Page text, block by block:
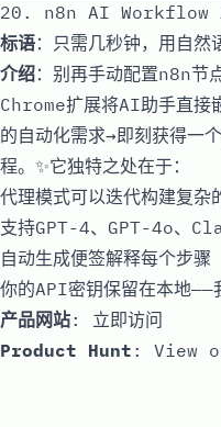
20. n8n AI Workflow
标语：只需几秒钟，用自
介绍：别再手动配置n8n节
Chrome扩展将AI助手直接
的自动化需求→即刻获得一
程。✨它独特之处在于：
代理模式可以迭代构建复杂
支持GPT-4、GPT-4o、
自动生成便签解释每个步骤
你的API密钥保留在本地——
产品网站: 立即访问
Product Hunt : View